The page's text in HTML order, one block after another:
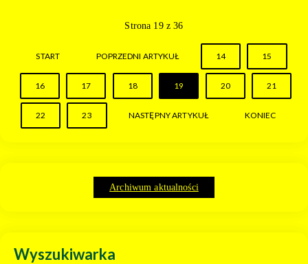
Strona 19 z 36
START POPRZEDNI ARTYKUŁ 14 15
16 17 18 19 20 21
22 23 NASTĘPNY ARTYKUŁ KONIEC
Archiwum aktualności
Wyszukiwarka